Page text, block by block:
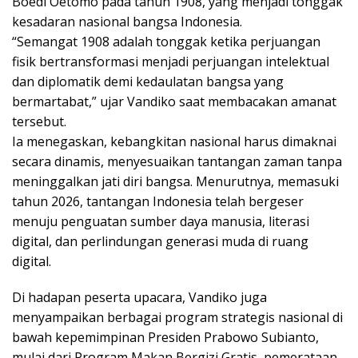
kesadaran nasional bangsa Indonesia.
“Semangat 1908 adalah tonggak ketika perjuangan
fisik bertransformasi menjadi perjuangan intelektual
dan diplomatik demi kedaulatan bangsa yang
bermartabat,” ujar Vandiko saat membacakan amanat
tersebut.
Ia menegaskan, kebangkitan nasional harus dimaknai
secara dinamis, menyesuaikan tantangan zaman tanpa
meninggalkan jati diri bangsa. Menurutnya, memasuki
tahun 2026, tantangan Indonesia telah bergeser
menuju penguatan sumber daya manusia, literasi
digital, dan perlindungan generasi muda di ruang
digital.
Di hadapan peserta upacara, Vandiko juga
menyampaikan berbagai program strategis nasional di
bawah kepemimpinan Presiden Prabowo Subianto,